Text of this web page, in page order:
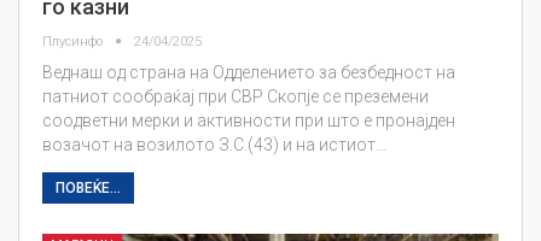
го казни
Плусинфо 24/04/2025
Веднаш од страна на Одделението за безбедност на
патниот сообраќај при СВР Скопје се преземени
соодветни мерки и активности при што е пронајден
возачот на возилото З.С.(43) и на истиот…
ПОВЕЌЕ...